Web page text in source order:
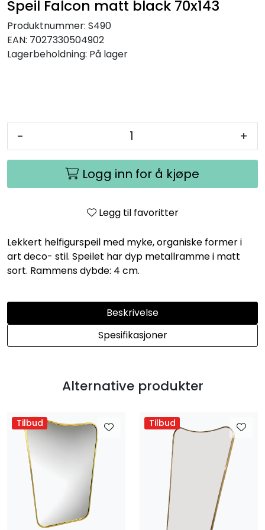
Speil Falcon matt black 70x143
Produktnummer: S490
EAN: 7027330504902
Lagerbeholdning: På lager
- +
Logg inn for å kjøpe
Legg til favoritter
Lekkert helfigurspeil med myke, organiske former i
art deco- stil. Speilet har dyp metallramme i matt
sort. Rammens dybde: 4 cm.
Beskrivelse
Spesifikasjoner
Alternative produkter
Tilbud Tilbud